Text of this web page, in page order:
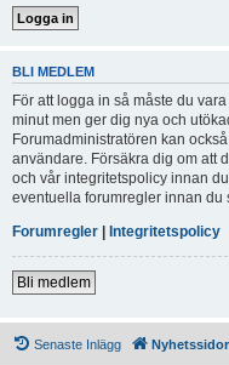
BLI MEDLEM
För att logga in så måste du
minut men ger dig nya och
Forumadministratören kan
användare. Försäkra dig om att
och vår integritetspolicy innan
eventuella forumregler innan du
Forumregler | Integritetspolicy
Bli medlem
Senaste Inlägg